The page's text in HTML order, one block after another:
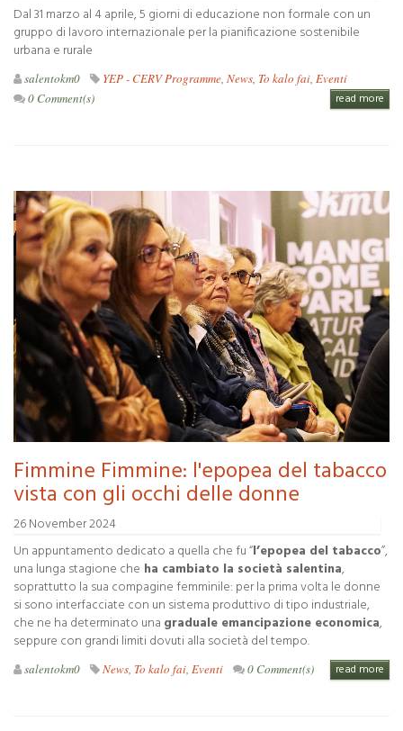
Dal 31 marzo al 4 aprile, 5 giorni di educazione non formale con un
gruppo di lavoro internazionale per la pianificazione sostenibile
urbana e rurale
salentokm0 YEP - CERV Programme, News, To kalo fai, Eventi
0 Comment(s)
read more
Fimmine Fimmine: l'epopea del tabacco
vista con gli occhi delle donne
26 November 2024
Un appuntamento dedicato a quella che fu “l’epopea del tabacco”,
una lunga stagione che ha cambiato la società salentina,
soprattutto la sua compagine femminile: per la prima volta le donne
si sono interfacciate con un sistema produttivo di tipo industriale,
che ne ha determinato una graduale emancipazione economica,
seppure con grandi limiti dovuti alla società del tempo.
salentokm0 News, To kalo fai, Eventi 0 Comment(s) read more